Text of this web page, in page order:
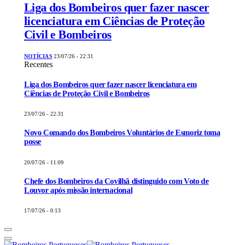
Liga dos Bombeiros quer fazer nascer
licenciatura em Ciências de Proteção
Civil e Bombeiros
NOTÍCIAS 23/07/26 - 22:31
Recentes
Liga dos Bombeiros quer fazer nascer licenciatura em
Ciências de Proteção Civil e Bombeiros
23/07/26 - 22:31
Novo Comando dos Bombeiros Voluntários de Esmoriz toma
posse
20/07/26 - 11:09
Chefe dos Bombeiros da Covilhã distinguido com Voto de
Louvor após missão internacional
17/07/26 - 0:13